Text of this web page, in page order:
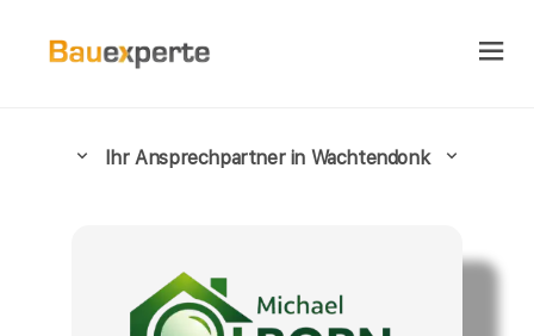
Ihr Ansprechpartner in Wachtendonk